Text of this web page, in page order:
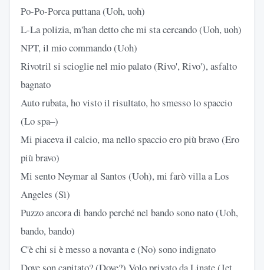
Po-Po-Porca puttana (Uoh, uoh)
L-La polizia, m'han detto che mi sta cercando (Uoh, uoh)
NPT, il mio commando (Uoh)
Rivotril si scioglie nel mio palato (Rivo', Rivo'), asfalto
bagnato
Auto rubata, ho visto il risultato, ho smesso lo spaccio
(Lo spa–)
Mi piaceva il calcio, ma nello spaccio ero più bravo (Ero
più bravo)
Mi sento Neymar al Santos (Uoh), mi farò villa a Los
Angeles (Sì)
Puzzo ancora di bando perché nel bando sono nato (Uoh,
bando, bando)
C'è chi si è messo a novanta e (No) sono indignato
Dove son capitato? (Dove?) Volo privato da Linate (Jet